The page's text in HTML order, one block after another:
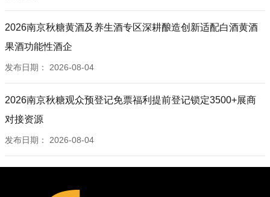
2026南京秋糖黄酒及养生酒专区深耕酿造创新适配白酒黄酒
果酒功能性酒企
发布日期： 2026-08-04
2026南京秋糖观众预登记免票福利提前登记锁定3500+展商
对接资源
发布日期： 2026-08-04